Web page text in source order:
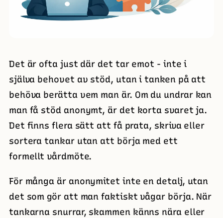
Det är ofta just där det tar emot - inte i
själva behovet av stöd, utan i tanken på att
behöva berätta vem man är. Om du undrar kan
man få stöd anonymt, är det korta svaret ja.
Det finns flera sätt att få prata, skriva eller
sortera tankar utan att börja med ett
formellt vårdmöte.
För många är anonymitet inte en detalj, utan
det som gör att man faktiskt vågar börja. När
tankarna snurrar, skammen känns nära eller